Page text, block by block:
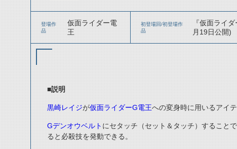
登場作
品
仮面ライダー電
王
初登場回/初登場作
品
『仮面ライ
月19日公開)
■説明
黒崎レイジが仮面ライダーG電王への変身時に用いるアイテ
Gデンオウベルト にセタッチ（セット＆タッチ）すること
ると必殺技を発動できる。